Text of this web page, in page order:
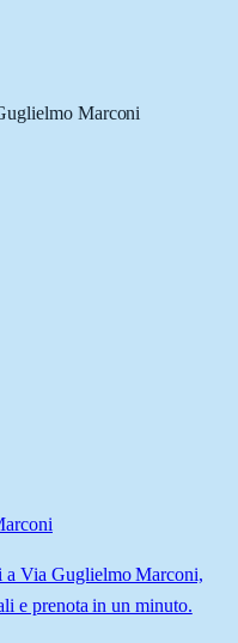
Marconi
a Via Guglielmo Marconi,
e prenota in un minuto.